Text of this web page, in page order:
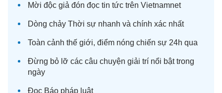
Mời độc giả đón đọc tin tức trên Vietnamnet
Dòng chảy Thời sự nhanh và chính xác nhất
Toàn cảnh thế giới, điểm nóng chiến sự 24h qua
Đừng bỏ lỡ các câu chuyện giải trí nổi bật trong
ngày
Đọc Báo pháp luật